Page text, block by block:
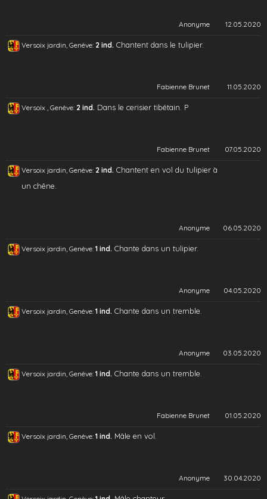
Anonyme 12.05.2020
Versoix jardin, Genève: 2 ind. Chantent dans le tulipier.
Fabienne Brunet 11.05.2020
Versoix , Genève: 2 ind. Dans le cerisier tibétain. P
Fabienne Brunet 07.05.2020
Versoix jardin, Genève: 2 ind. Chantent en vol du tulipier à
un chêne.
Anonyme 06.05.2020
Versoix jardin, Genève: 1 ind. Chante dans un tulipier.
Anonyme 04.05.2020
Versoix jardin, Genève: 1 ind. Chante dans un tremble.
Anonyme 03.05.2020
Versoix jardin, Genève: 1 ind. Chante dans un tremble.
Fabienne Brunet 01.05.2020
Versoix jardin, Genève: 1 ind. Mâle en vol.
Anonyme 30.04.2020